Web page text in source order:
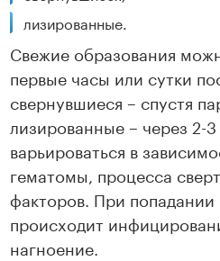
лизированные.
Свежие образования
первые часы или сутки
свернувшиеся – спустя
лизированные – через 2-
варьироваться в
гематомы, процесса
факторов. При
происходит
нагноение.